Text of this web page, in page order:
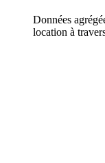
Données
location à